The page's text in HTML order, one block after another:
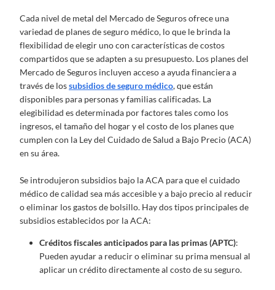
Cada nivel de metal del Mercado de Seguros ofrece una
variedad de planes de seguro médico, lo que le brinda la
flexibilidad de elegir uno con características de costos
compartidos que se adapten a su presupuesto. Los planes del
Mercado de Seguros incluyen acceso a ayuda financiera a
través de lossubsidios de seguro médico, que están
disponibles para personas y familias calificadas. La
elegibilidad es determinada por factores tales como los
ingresos, el tamaño del hogar y el costo de los planes que
cumplen con la Ley del Cuidado de Salud a Bajo Precio (ACA)
en su área.
Se introdujeron subsidios bajo la ACA para que el cuidado
médico de calidad sea más accesible y a bajo precio al reducir
o eliminar los gastos de bolsillo. Hay dos tipos principales de
subsidios establecidos por la ACA:
Créditos fiscales anticipados para las primas (APTC):
Pueden ayudar a reducir o eliminar su prima mensual al
aplicar un crédito directamente al costo de su seguro.